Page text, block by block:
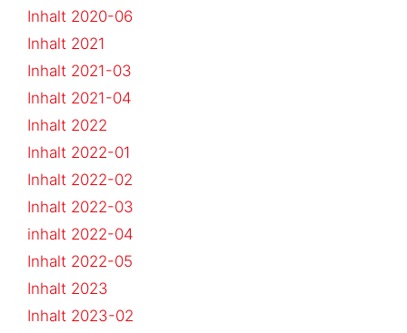
Inhalt 2020-06
Inhalt 2021
Inhalt 2021-03
Inhalt 2021-04
Inhalt 2022
Inhalt 2022-01
Inhalt 2022-02
Inhalt 2022-03
inhalt 2022-04
Inhalt 2022-05
Inhalt 2023
Inhalt 2023-02